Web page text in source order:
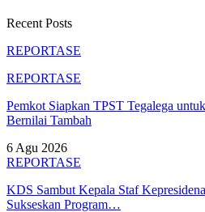
Recent Posts
REPORTASE
REPORTASE
Pemkot Siapkan TPST Tegalega
Bernilai Tambah
6 Agu 2026
REPORTASE
KDS Sambut Kepala Staf
Sukseskan Program…